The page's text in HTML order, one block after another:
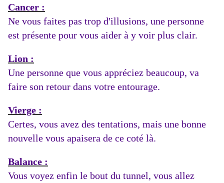
Cancer :
Ne vous faites pas trop d'illusions, une personne
est présente pour vous aider à y voir plus clair.
Lion :
Une personne que vous appréciez beaucoup, va
faire son retour dans votre entourage.
Vierge :
Certes, vous avez des tentations, mais une bonne
nouvelle vous apaisera de ce coté là.
Balance :
Vous voyez enfin le bout du tunnel, vous allez